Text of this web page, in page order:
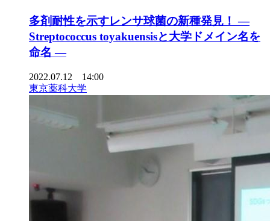
多剤耐性を示すレンサ球菌の新種発見！ —
Streptococcus toyakuensisと大学ドメイン名を
命名 —
2022.07.12 14:00
東京薬科大学